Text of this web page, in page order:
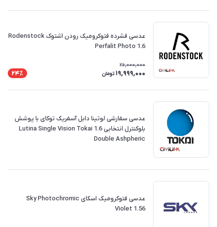
عدسی فشرده فتوکرومیک رودن اشتوک Rodenstock
Perfalit Photo 1.6
26,000,000
19,999,000 تومان 24٪
‎عدسی سفارشی لوتینا دابل آسفریک توکای با پوشش
بلوکنترل انتخابی Lutina Single Vision Tokai 1.6
Double Ashpheric
عدسی فتوکرومیک اسکای Sky Photochromic
Violet 1.56